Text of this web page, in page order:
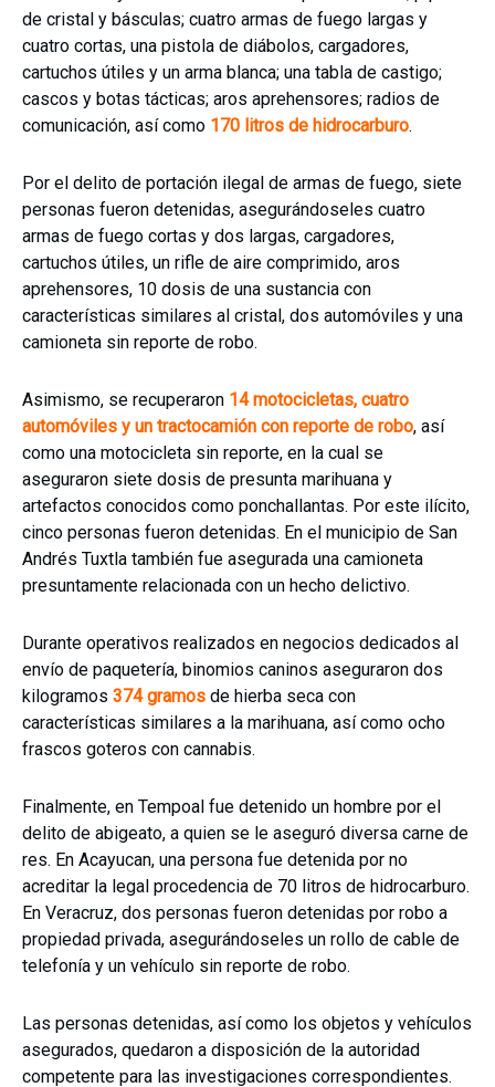
de cristal y básculas; cuatro armas de fuego largas y
cuatro cortas, una pistola de diábolos, cargadores,
cartuchos útiles y un arma blanca; una tabla de castigo;
cascos y botas tácticas; aros aprehensores; radios de
comunicación, así como 170 litros de hidrocarburo.
Por el delito de portación ilegal de armas de fuego, siete
personas fueron detenidas, asegurándoseles cuatro
armas de fuego cortas y dos largas, cargadores,
cartuchos útiles, un rifle de aire comprimido, aros
aprehensores, 10 dosis de una sustancia con
características similares al cristal, dos automóviles y una
camioneta sin reporte de robo.
Asimismo, se recuperaron 14 motocicletas, cuatro
automóviles y un tractocamión con reporte de robo, así
como una motocicleta sin reporte, en la cual se
aseguraron siete dosis de presunta marihuana y
artefactos conocidos como ponchallantas. Por este ilícito,
cinco personas fueron detenidas. En el municipio de San
Andrés Tuxtla también fue asegurada una camioneta
presuntamente relacionada con un hecho delictivo.
Durante operativos realizados en negocios dedicados al
envío de paquetería, binomios caninos aseguraron dos
kilogramos 374 gramos de hierba seca con
características similares a la marihuana, así como ocho
frascos goteros con cannabis.
Finalmente, en Tempoal fue detenido un hombre por el
delito de abigeato, a quien se le aseguró diversa carne de
res. En Acayucan, una persona fue detenida por no
acreditar la legal procedencia de 70 litros de hidrocarburo.
En Veracruz, dos personas fueron detenidas por robo a
propiedad privada, asegurándoseles un rollo de cable de
telefonía y un vehículo sin reporte de robo.
Las personas detenidas, así como los objetos y vehículos
asegurados, quedaron a disposición de la autoridad
competente para las investigaciones correspondientes.